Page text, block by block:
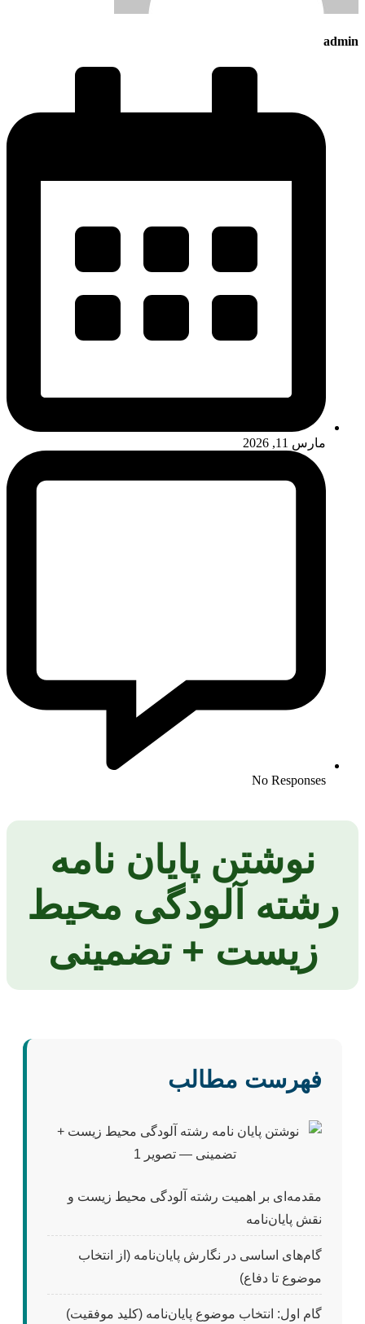
admin
مارس 11, 2026
No Responses
نوشتن پایان نامه
رشته آلودگی محیط
زیست + تضمینی
فهرست مطالب
مقدمه‌ای بر اهمیت رشته آلودگی محیط زیست و
نقش پایان‌نامه
گام‌های اساسی در نگارش پایان‌نامه (از انتخاب
موضوع تا دفاع)
گام اول: انتخاب موضوع پایان‌نامه (کلید موفقیت)